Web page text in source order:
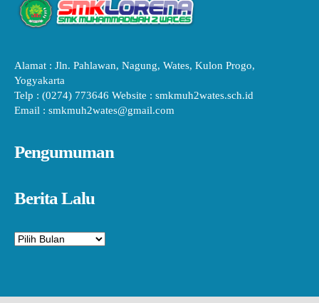
Alamat : Jln. Pahlawan, Nagung, Wates, Kulon Progo,
Yogyakarta
Telp : (0274) 773646 Website : smkmuh2wates.sch.id
Email : smkmuh2wates@gmail.com
Pengumuman
Berita Lalu
Arsip